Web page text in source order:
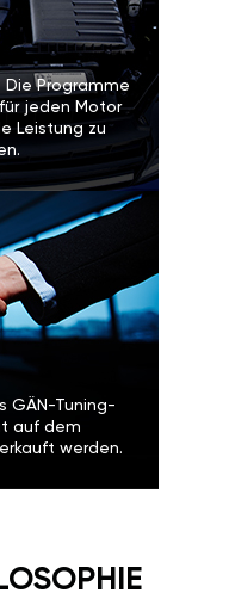
Die Programme
jeden Motor
Leistung zu
GÄN-Tuning-
auf dem
werden.